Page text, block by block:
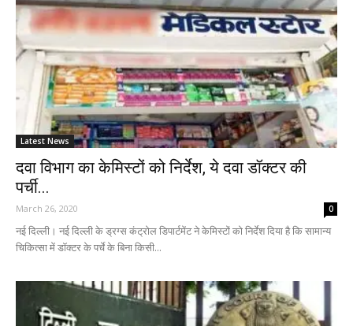
Latest News
दवा विभाग का केमिस्टों को निर्देश, ये दवा डॉक्टर की
पर्ची...
March 26, 2020 0
नई दिल्ली। नई दिल्ली के ड्रग्स कंट्रोल डिपार्टमेंट ने केमिस्टों को निर्देश दिया है कि सामान्य
चिकित्सा में डॉक्टर के पर्चे के बिना किसी...